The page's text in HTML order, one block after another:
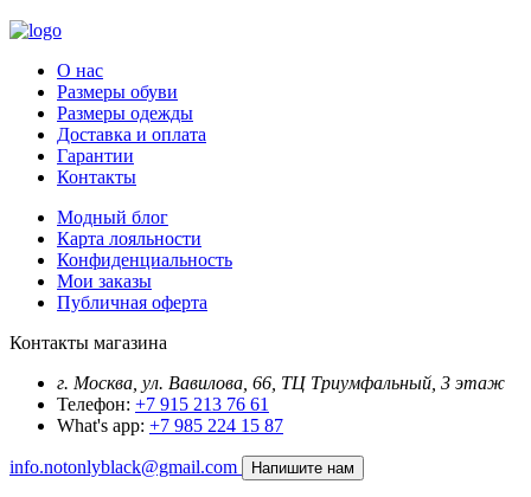
О нас
Размеры обуви
Размеры одежды
Доставка и оплата
Гарантии
Контакты
Модный блог
Карта лояльности
Конфиденциальность
Мои заказы
Публичная оферта
Контакты магазина
г. Москва, ул. Вавилова, 66, ТЦ Триумфальный, 3 этаж
Телефон: +7 915 213 76 61
What's app: +7 985 224 15 87
info.notonlyblack@gmail.com Напишите нам